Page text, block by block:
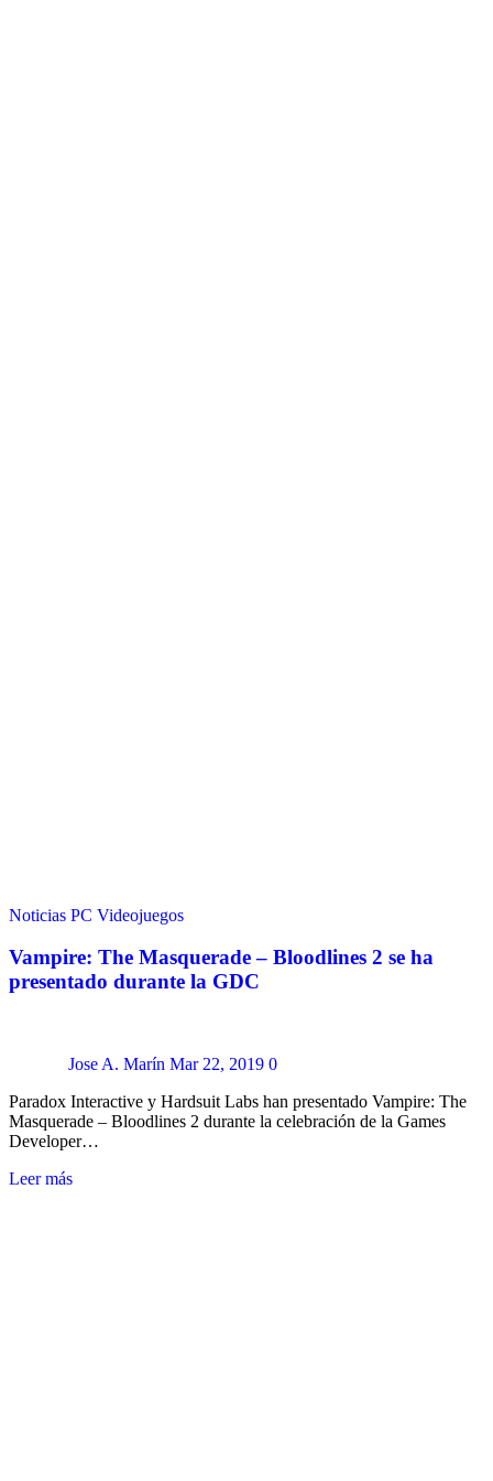
Noticias PC Videojuegos
Vampire: The Masquerade – Bloodlines 2 se ha
presentado durante la GDC
Jose A. Marín Mar 22, 2019 0
Paradox Interactive y Hardsuit Labs han presentado Vampire: The
Masquerade – Bloodlines 2 durante la celebración de la Games
Developer…
Leer más